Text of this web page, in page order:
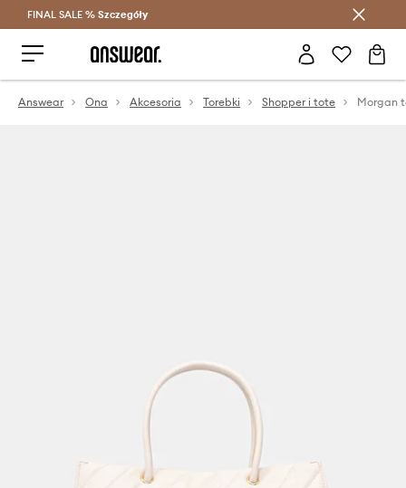
Oszczędzaj z Answear Club >
FINAL SALE % Szczegóły
Answear Ona Akcesoria Torebki Shopper i tote Morgan